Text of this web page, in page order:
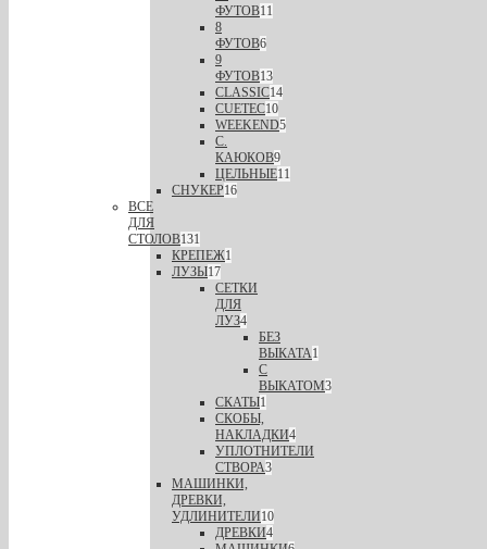
ФУТОВ11
8
ФУТОВ6
9
ФУТОВ13
CLASSIC14
CUETEC10
WEEKEND5
С.
КАЮКОВ9
ЦЕЛЬНЫЕ11
СНУКЕР16
ВСЕ
ДЛЯ
СТОЛОВ131
КРЕПЕЖ1
ЛУЗЫ17
СЕТКИ
ДЛЯ
ЛУЗ4
БЕЗ
ВЫКАТА1
С
ВЫКАТОМ3
СКАТЫ1
СКОБЫ,
НАКЛАДКИ4
УПЛОТНИТЕЛИ
СТВОРА3
МАШИНКИ,
ДРЕВКИ,
УДЛИНИТЕЛИ10
ДРЕВКИ4